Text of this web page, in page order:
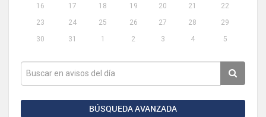
16
17 18 19 20 21
22
23
24 25 26 27 28
29
30
31 1 2 3 4 5
BÚSQUEDA AVANZADA